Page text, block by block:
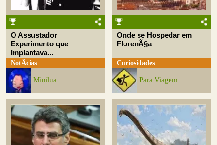
O Assustador
Experimento que
Implantava...
NotÃ­cias
Minilua
Onde se Hospedar em
FlorenÃ§a
Curiosidades
Para Viagem